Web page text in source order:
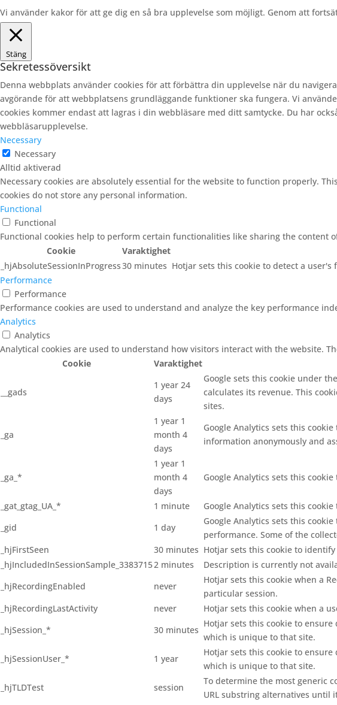
Vi använder kakor för att ge dig en så bra upplevelse som möjligt. Genom att
Stäng
Sekretessöversikt
Denna webbplats använder cookies för att förbättra din upplevelse när du
avgörande för att webbplatsens grundläggande funktioner ska fungera. Vi
cookies kommer endast att lagras i din webbläsare med ditt samtycke. Du har
webbläsarupplevelse.
Necessary
Necessary
Alltid aktiverad
Necessary cookies are absolutely essential for the website to function properly.
cookies do not store any personal information.
Functional
Functional
Functional cookies help to perform certain functionalities like sharing the
Cookie
Varaktighet
_hjAbsoluteSessionInProgress30 minutes Hotjar sets this cookie to detect a user's
Performance
Performance
Performance cookies are used to understand and analyze the key performance
Analytics
Analytics
Analytical cookies are used to understand how visitors interact with the website.
Cookie
Varaktighet
__gads
1 year 24
days
Google sets this cookie under
calculates its revenue. This
sites.
_ga
1 year 1
month 4
days
Google Analytics sets this
information anonymously and
_ga_*
1 year 1
month 4
days
Google Analytics sets this
_gat_gtag_UA_* 1 minute
Google Analytics sets this
_gid
1 day
Google Analytics sets this
performance. Some of the
_hjFirstSeen
30 minutes Hotjar sets this cookie to
_hjIncludedInSessionSample_33837152 minutes
Description is currently not
_hjRecordingEnabled
never
Hotjar sets this cookie when a
particular session.
_hjRecordingLastActivity
never
Hotjar sets this cookie when a
_hjSession_*
30 minutes
Hotjar sets this cookie to
which is unique to that site.
_hjSessionUser_*
1 year
Hotjar sets this cookie to
which is unique to that site.
_hjTLDTest
session
To determine the most generic
URL substring alternatives until